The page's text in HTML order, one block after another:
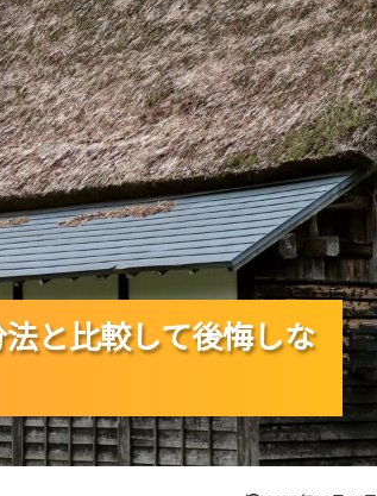
と比較して後悔しな
と比較して後悔しな
と比較して後悔しな